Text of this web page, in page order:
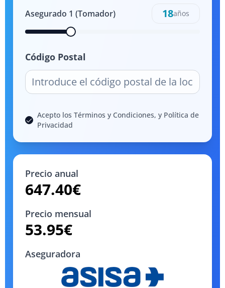
Asegurado 1 (Tomador) 18años
Código Postal
Acepto los Términos y Condiciones, y Política de
Privacidad
Precio anual
647.40€
Precio mensual
53.95€
Aseguradora